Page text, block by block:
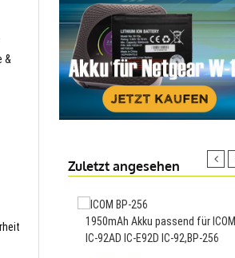
&
Zuletzt angesehen
1950mAh Akku passend für ICOM
IC-92AD IC-E92D IC-92,BP-256